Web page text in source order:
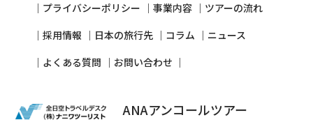
プライバシーポリシー
事業内容
ツアーの流れ
採⽤情報
⽇本の旅⾏先 コラム
ニュース
よくある質問
お問い合わせ
ANAアンコールツアー